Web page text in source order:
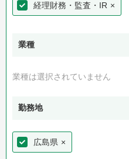
経理財務・監査・IR ×
業種
業種は選択されていません
勤務地
広島県 ×